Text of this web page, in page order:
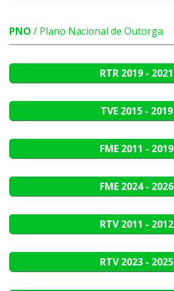
PNO / Plano Nacional de Outorga
RTR 2019 - 2021
TVE 2015 - 2019
FME 2011 - 2019
FME 2024 - 2026
RTV2011 - 2012
RTV2023 - 2025